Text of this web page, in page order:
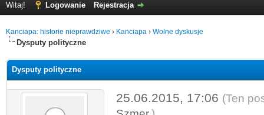
Witaj! Logowanie Rejestracja
Kanciapa: historie nieprawdziwe › Kanciapa › Wolne dyskusje
Dysputy polityczne
Dysputy polityczne
25.06.2015, 17:06 (Ten